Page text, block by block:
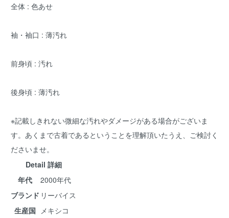
全体 : 色あせ
袖・袖口 : 薄汚れ
前身頃 : 汚れ
後身頃 : 薄汚れ
※記載しきれない微細な汚れやダメージがある場合がございま
す。あくまで古着であるということを理解頂いたうえ、ご検討く
ださいませ。
Detail 詳細
年代
2000年代
ブランド リーバイス
生産国
メキシコ